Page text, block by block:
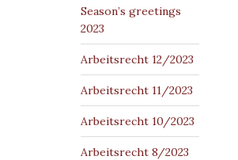
Season’s greetings
2023
Arbeitsrecht 12/2023
Arbeitsrecht 11/2023
Arbeitsrecht 10/2023
Arbeitsrecht 8/2023